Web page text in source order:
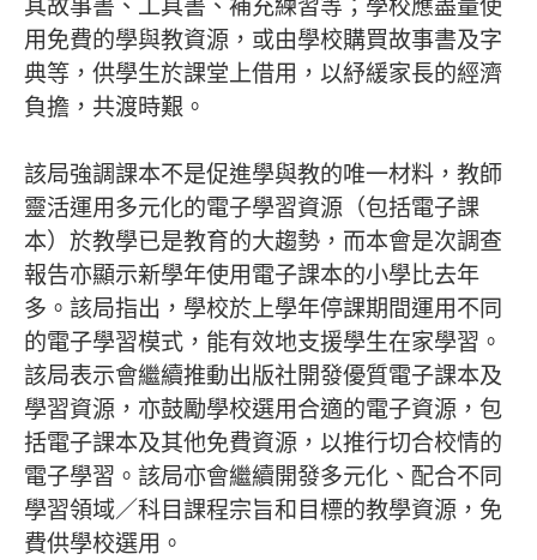
用免費的學與教資源，或由學校購買故事書及字
典等，供學生於課堂上借用，以紓緩家長的經濟
負擔，共渡時艱。
該局強調課本不是促進學與教的唯一材料，教師
靈活運用多元化的電子學習資源（包括電子課
本）於教學已是教育的大趨勢，而本會是次調查
報告亦顯示新學年使用電子課本的小學比去年
多。該局指出，學校於上學年停課期間運用不同
的電子學習模式，能有效地支援學生在家學習。
該局表示會繼續推動出版社開發優質電子課本及
學習資源，亦鼓勵學校選用合適的電子資源，包
括電子課本及其他免費資源，以推行切合校情的
電子學習。該局亦會繼續開發多元化、配合不同
學習領域／科目課程宗旨和目標的教學資源，免
費供學校選用。